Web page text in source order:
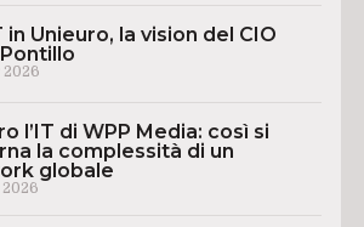
in Unieuro, la vision del CIO
2026
l’IT di WPP Media: così si
la complessità di un
globale